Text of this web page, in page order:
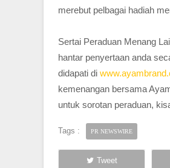
merebut pelbagai hadiah
Sertai Peraduan Menang
hantar penyertaan anda
didapati di
kemenangan bersama
untuk sorotan peraduan,
Tags : PR NEWSWIRE
Tweet